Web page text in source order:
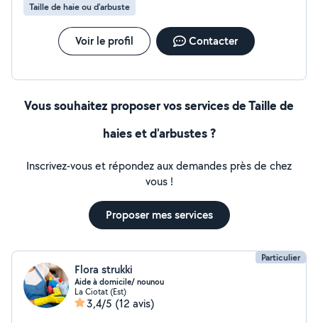
Taille de haie ou d'arbuste
Voir le profil Contacter
Vous souhaitez proposer vos services de Taille de
haies et d'arbustes ?
Inscrivez-vous et répondez aux demandes près de chez
vous !
Proposer mes services
Particulier
Flora strukki
Aide à domicile/ nounou
La Ciotat (Est)
3,4/5 (12 avis)